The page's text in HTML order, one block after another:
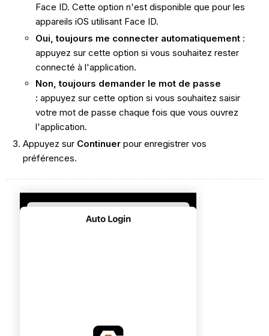
Face ID. Cette option n'est disponible que pour les
appareils iOS utilisant Face ID.
Oui, toujours me connecter automatiquement:
appuyez sur cette option si vous souhaitez rester
connecté à l'application.
Non, toujours demander le mot de passe
: appuyez sur cette option si vous souhaitez saisir
votre mot de passe chaque fois que vous ouvrez
l'application.
Appuyez sur Continuerpour enregistrer vos
préférences.